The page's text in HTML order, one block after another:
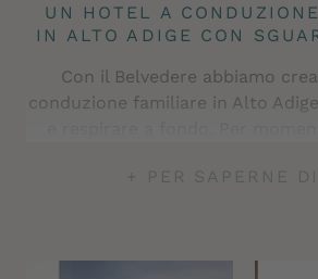
UN HOTEL A
IN ALTO ADIGE CON
Con il Belvedere abbiamo
conduzione familiare in Alto
con passione e amore per la
+ PER SAPERNE